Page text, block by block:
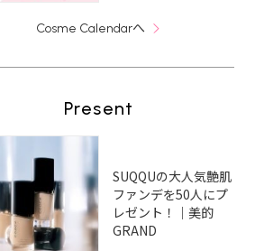
Cosme Calendarへ
Present
SUQQUの大人気艶肌
ファンデを50人にプ
レゼント！｜美的
GRAND